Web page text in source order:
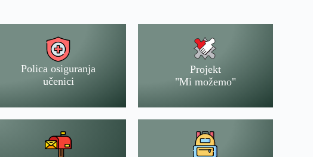
Polica osiguranja
učenici
Projekt
"Mi možemo"